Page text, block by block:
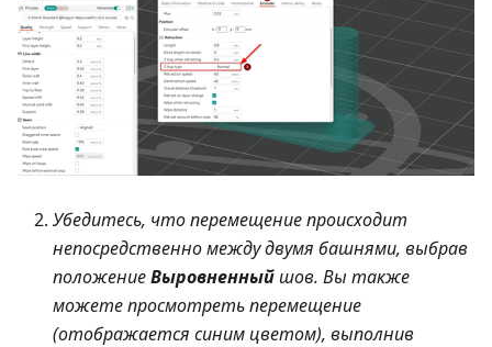
Убедитесь, что перемещение происходит
непосредственно между двумя башнями, выбрав
положениеВыровненный шов. Вы также
можете просмотреть перемещение
(отображается синим цветом), выполнив